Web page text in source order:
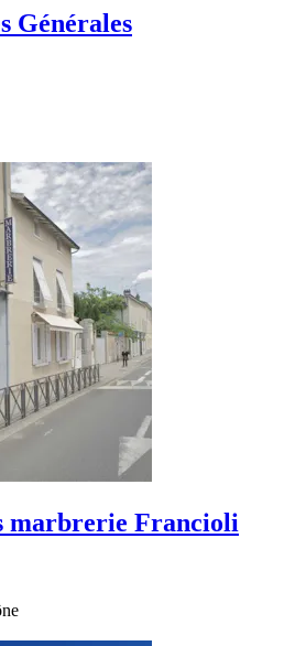
Générales
marbrerie Francioli